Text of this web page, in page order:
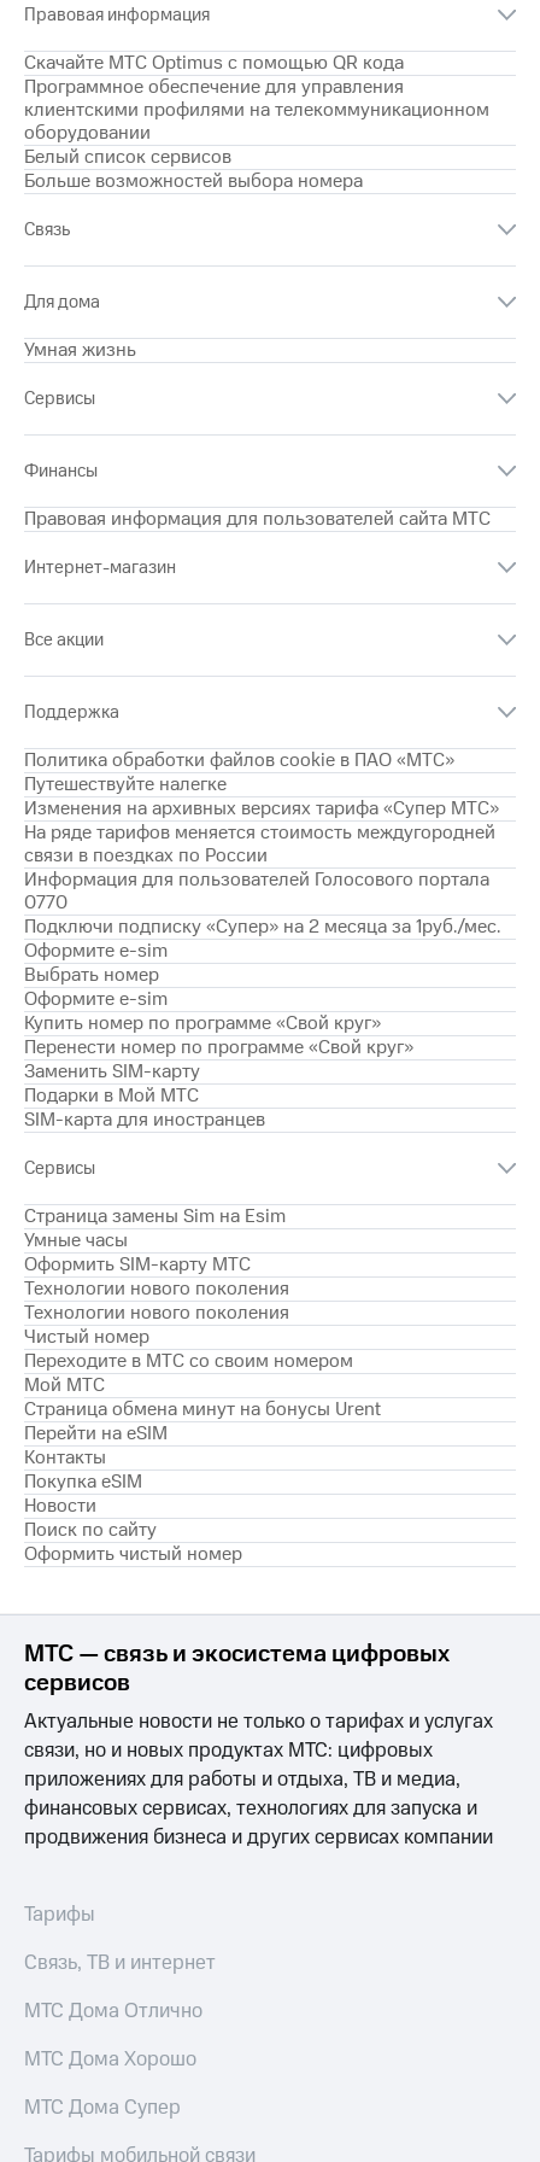
Роуминг
Семейная
группа
Заказать
SIM-
Оформить
SIM-
карта
красивый
Заменить
карту
на
eSIM
Для дома
Выберите
и подключите
ТВ
с выгодным
тарифом
Тарифы
Интернет,
ТВ и телефон
для дома
Услуги
Домашний
интернет
Домашнее
ТВ
Спутниковое
ТВ
Домашний
телефон
Перейти
в МТС
со своим
номером
Поддержка
и подписки
МТС
Подписка
на гигабайты
интернета,
фильмы,
музыка
группа
Скидка
общие
подписки
и услуги,
доступ
к геолокации
на связь
Тарифы
RED,
РИИЛ
и МТС
Супер
дешевле
МТС
Выберите
и подключите
тарифом
ТВ и телефон
кабинет
интернета
и
ТВ
Личный
кабинет
спутникового
ТВ
приложение
Мой
МТС
Акции
Видеонаблюдение
для дома
МТС
Premium
Подписка
на гигабайты
интернета,
фильмы,
музыка
и многое
другое
Семейная
группа
Скидка
на тарифы,
общие
и услуги,
доступ
к геолокации
безопасности
Всё
под
рукой
полезного
есть
приложении
КИОН
КИОН
Правовая информация
Скачайте МТС Optimus с помощью QR кода
Программное обеспечение для управления
клиентскими профилями на телекоммуникационном
оборудовании
Белый список сервисов
Больше возможностей выбора номера
Связь
Для дома
Умная жизнь
Сервисы
Финансы
Правовая информация для пользователей сайта МТС
Интернет-магазин
Все акции
Поддержка
Политика обработки файлов cookie в ПАО «МТС»
Путешествуйте налегке
Изменения на архивных версиях тарифа «Супер МТС»
На ряде тарифов меняется стоимость междугородней
связи в поездках по России
Информация для пользователей Голосового портала
0770
Подключи подписку «Супер» на 2 месяца за 1руб./мес.
Оформите e-sim
Выбрать номер
Оформите e-sim
Купить номер по программе «Свой круг»
Перенести номер по программе «Свой круг»
Заменить SIM-карту
Подарки в Мой МТС
SIM-карта для иностранцев
Сервисы
Страница замены Sim на Esim
Умные часы
Оформить SIM-карту МТС
Технологии нового поколения
Технологии нового поколения
Чистый номер
Переходите в МТС со своим номером
Мой МТС
Страница обмена минут на бонусы Urent
Перейти на eSIM
Контакты
Покупка eSIM
Новости
Поиск по сайту
Оформить чистый номер
МТС — связь и экосистема цифровых
сервисов
Актуальные новости не только о тарифах и услугах
связи, но и новых продуктах МТС: цифровых
приложениях для работы и отдыха, ТВ и медиа,
финансовых сервисах, технологиях для запуска и
продвижения бизнеса и других сервисах компании
Тарифы
Связь, ТВ и интернет
МТС Дома Отлично
МТС Дома Хорошо
МТС Дома Супер